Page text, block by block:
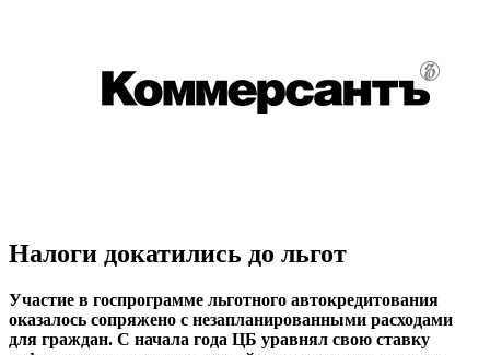
Налоги докатились до льгот
Участие в госпрограмме льготного автокредитования
оказалось сопряжено с незапланированными расходами
для граждан. С начала года ЦБ уравнял свою ставку